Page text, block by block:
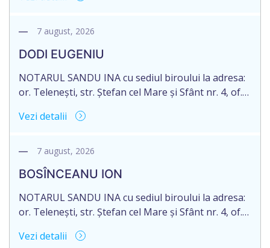
decedat/ă la 16 mai 2026. Eliberarea certificatului de
de 16.05.2027 termenul de opțiune pentru
acceptarea […]
7 august, 2026
DODI EUGENIU
NOTARUL SANDU INA cu sediul biroului la adresa:
or. Telenești, str. Ștefan cel Mare și Sfânt nr. 4, of.
succesorale în urma decesului cet. DODI EUGENIU,
2003035009604, decedat/ă la data de 12.01.2026
/doisprezece ianuarie anul două mii douăzeci și
șase/. Eliberarea certificatului de moștenitor este
[…]
Vezi detalii
7 august, 2026
BOSÎNCEANU ION
NOTARUL SANDU INA cu sediul biroului la adresa:
or. Telenești, str. Ștefan cel Mare și Sfânt nr. 4, of.
succesorale în urma decesului cet. BOSÎNCEANU
Vezi detalii